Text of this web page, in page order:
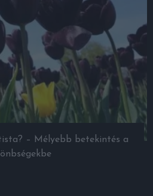
– Mélyebb betekintés a